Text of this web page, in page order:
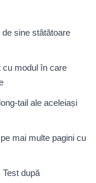
sine stătătoare
cu modul în care
tail ale aceleiași
mai multe pagini cu
după